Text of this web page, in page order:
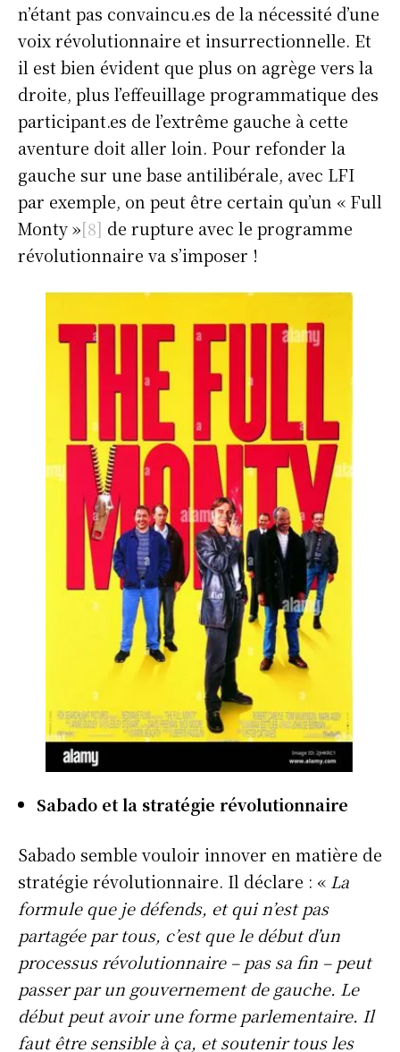
n’étant pas convaincu.es de la nécessité d’une
voix révolutionnaire et insurrectionnelle. Et
il est bien évident que plus on agrège vers la
droite, plus l’effeuillage programmatique des
participant.es de l’extrême gauche à cette
aventure doit aller loin. Pour refonder la
gauche sur une base antilibérale, avec LFI
par exemple, on peut être certain qu’un « Full
Monty »[8] de rupture avec le programme
révolutionnaire va s’imposer !
Sabado et la stratégie révolutionnaire
Sabado semble vouloir innover en matière de
stratégie révolutionnaire. Il déclare : « La
formule que je défends, et qui n’est pas
partagée par tous, c’est que le début d’un
processus révolutionnaire – pas sa fin – peut
passer par un gouvernement de gauche. Le
début peut avoir une forme parlementaire. Il
faut être sensible à ça, et soutenir tous les